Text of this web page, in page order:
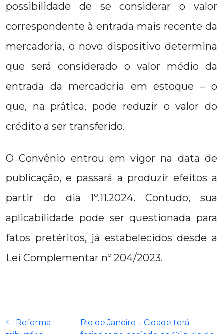
possibilidade de se considerar o valor
correspondente à entrada mais recente da
mercadoria, o novo dispositivo determina
que será considerado o valor médio da
entrada da mercadoria em estoque – o
que, na prática, pode reduzir o valor do
crédito a ser transferido.
O Convênio entrou em vigor na data de
publicação, e passará a produzir efeitos a
partir do dia 1º.11.2024. Contudo, sua
aplicabilidade pode ser questionada para
fatos pretéritos, já estabelecidos desde a
Lei Complementar nº 204/2023.
Reforma
Rio de Janeiro – Cidade terá